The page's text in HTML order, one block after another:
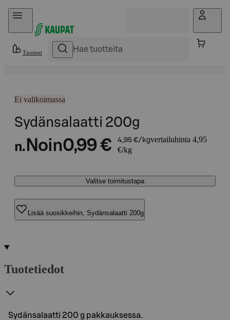
Hyppää sisältöön
Tuotteet
Ei valikoimassa
Sydänsalaatti 200g
n. Noin0,99 € 4,95 €/kgvertailuhinta 4,95
€/kg
Valitse toimitustapa
Lisää suosikkeihin, Sydänsalaatti 200g
Tuotetiedot
Sydänsalaatti 200 g pakkauksessa.